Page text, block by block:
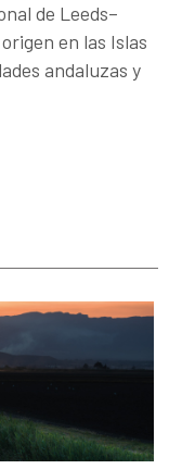
de Leeds–
en las Islas
andaluzas y